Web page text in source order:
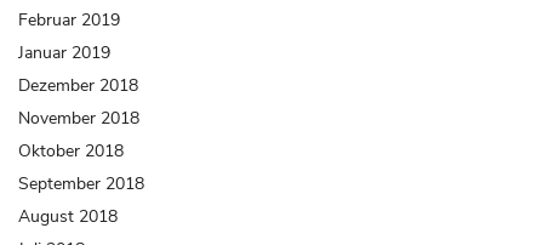
Februar 2019
Januar 2019
Dezember 2018
November 2018
Oktober 2018
September 2018
August 2018